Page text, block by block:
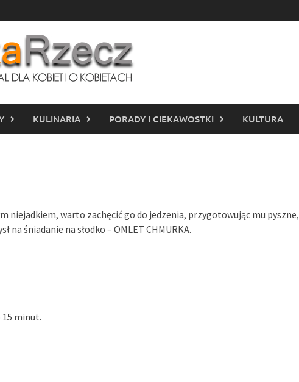
KULINARIA PORADY I CIEKAWOSTKI KULTURA
niejadkiem, warto zachęcić go do jedzenia, przygotowując mu pyszne,
na śniadanie na słodko – OMLET CHMURKA.
minut.